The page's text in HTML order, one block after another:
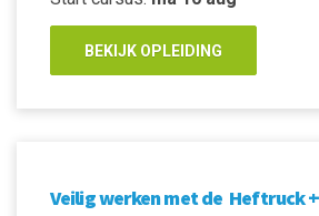
BEKIJK OPLEIDING
Veilig werken met de Heftruck